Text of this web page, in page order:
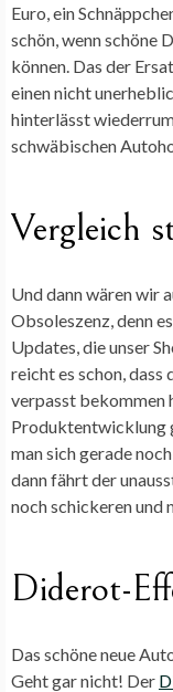
Euro, ein
schön, wenn schöne
können. Das der
einen nicht
hinterlässt
schwäbischen
Vergleich
Und dann wären wir
Obsoleszenz, denn
Updates, die unser
reicht es schon, dass
verpasst bekommen
Produktentwicklung
man sich gerade
dann fährt der
noch schickeren und
Diderot-
Das schöne neue
Geht gar nicht! Der